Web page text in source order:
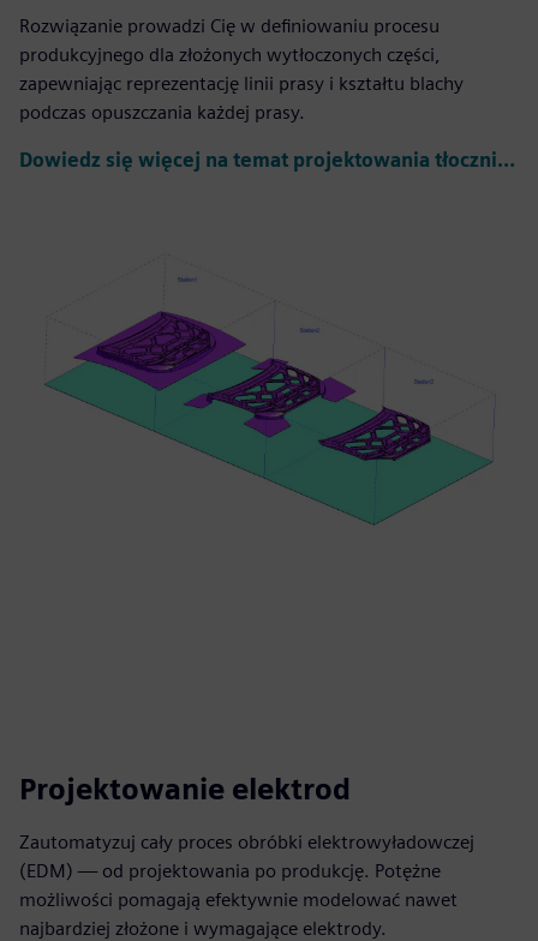
Rozwiązanie prowadzi Cię w definiowaniu procesu
produkcyjnego dla złożonych wytłoczonych części,
zapewniając reprezentację linii prasy i kształtu blachy
podczas opuszczania każdej prasy.
Dowiedz się więcej na temat projektowania tłoczników
Projektowanie elektrod
Zautomatyzuj cały proces obróbki elektrowyładowczej
(EDM) — od projektowania po produkcję. Potężne
możliwości pomagają efektywnie modelować nawet
najbardziej złożone i wymagające elektrody.